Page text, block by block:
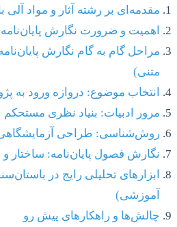
مقدمه‌ای بر رشته آثار و مواد
اهمیت و ضرورت نگارش
مراحل گام به گام نگارش
متنی)
انتخاب موضوع: دروازه ورود به
مرور ادبیات: بنیاد نظری مستحکم
روش‌شناسی: طراحی آزمایشگاهی
نگارش فصول پایان‌نامه: ساختار و
ابزارهای تحلیلی رایج در
آموزشی)
چالش‌ها و راهکارهای پیش رو